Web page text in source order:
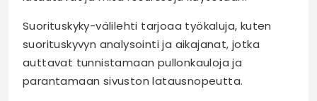
Suorituskyky-välilehti tarjoaa työkaluja, kuten
suorituskyvyn analysointi ja aikajanat, jotka
auttavat tunnistamaan pullonkauloja ja
parantamaan sivuston latausnopeutta.